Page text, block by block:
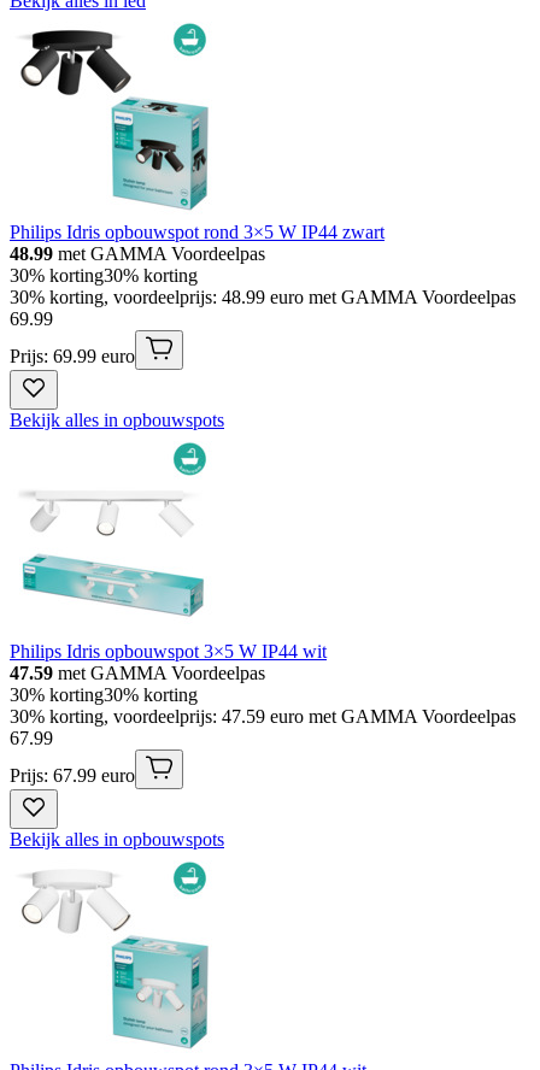
Philips Idris opbouwspot rond 3×5 W IP44 zwart
48.99 met GAMMA Voordeelpas
30% korting30% korting
30% korting, voordeelprijs: 48.99 euro met GAMMA Voordeelpas
69.99
Prijs: 69.99 euro
Bekijk alles in opbouwspots
Philips Idris opbouwspot 3×5 W IP44 wit
47.59 met GAMMA Voordeelpas
30% korting30% korting
30% korting, voordeelprijs: 47.59 euro met GAMMA Voordeelpas
67.99
Prijs: 67.99 euro
Bekijk alles in opbouwspots